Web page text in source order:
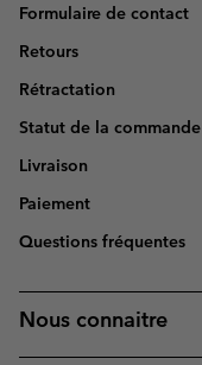
Formulaire de contact
Retours
Rétractation
Statut de la commande
Livraison
Paiement
Questions fréquentes
Nous connaitre